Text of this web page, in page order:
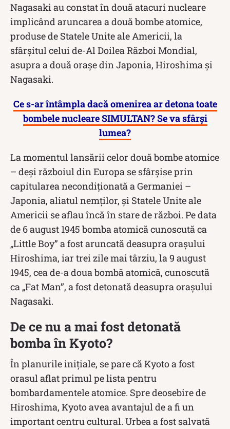
Nagasaki au constat în două atacuri nucleare
implicând aruncarea a două bombe atomice,
produse de Statele Unite ale Americii, la
sfârșitul celui de-Al Doilea Război Mondial,
asupra a două orașe din Japonia, Hiroshima și
Nagasaki.
Ce s-ar întâmpla dacă omenirea ar detona toate
bombele nucleare SIMULTAN? Se va sfârși
lumea?
La momentul lansării celor două bombe atomice
– deși războiul din Europa se sfârşise prin
capitularea necondiționată a Germaniei –
Japonia, aliatul nemţilor, și Statele Unite ale
Americii se aflau încă în stare de război. Pe data
de 6 august 1945 bomba atomică cunoscută ca
„Little Boy” a fost aruncată deasupra orașului
Hiroshima, iar trei zile mai târziu, la 9 august
1945, cea de-a doua bombă atomică, cunoscută
ca „Fat Man”, a fost detonată deasupra orașului
Nagasaki.
De ce nu a mai fost detonată
bomba în Kyoto?
În planurile iniţiale, se pare că Kyoto a fost
orasul aflat primul pe lista pentru
bombardamentele atomice. Spre deosebire de
Hiroshima, Kyoto avea avantajul de a fi un
important centru cultural. Urbea a fost salvată